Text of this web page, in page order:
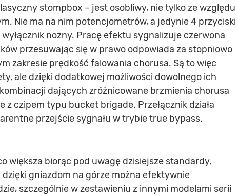
stompbox – jest osobliwy, nie tylko ze względu
Nie ma na nim potencjometrów, a jedynie 4 przyciski
nożny. Pracę efektu sygnalizuje czerwona
przesuwając się w prawo odpowiada za stopniowo
zakresie prędkość falowania chorusa. Są to więc
ale dzięki dodatkowej możliwości dowolnego ich
dających zróżnicowane brzmienia chorusa
czipem typu bucket brigade. Przełącznik działa
przejście sygnału w trybie true bypass.
większa biorąc pod uwagę dzisiejsze standardy,
gniazdom na górze można efektywnie
szczególnie w zestawieniu z innymi modelami serii